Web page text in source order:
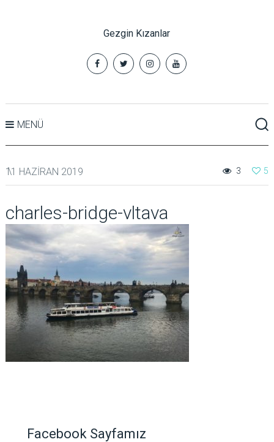
Gezgin Kızanlar
MENÜ
11 HAZIRAN 2019 5
3
charles-bridge-vltava
Facebook Sayfamız